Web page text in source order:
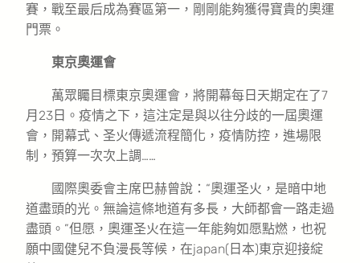
賽，戰至最后成為賽區第一，剛剛能夠獲得寶貴的奧運
門票。
東京奧運會
萬眾矚目標東京奧運會，將開幕每日天期定在了7
月23日。疫情之下，這注定是與以往分歧的一屆奧運
會，開幕式、圣火傳遞流程簡化，疫情防控，進場限
制，預算一次次上調……
國際奧委會主席巴赫曾說：“奧運圣火，是暗中地
道盡頭的光。無論這條地道有多長，大師都會一路走過
盡頭。”但愿，奧運圣火在這一年能夠如愿點燃，也祝
願中國健兒不負漫長等候，在japan(日本)東京迎接綻